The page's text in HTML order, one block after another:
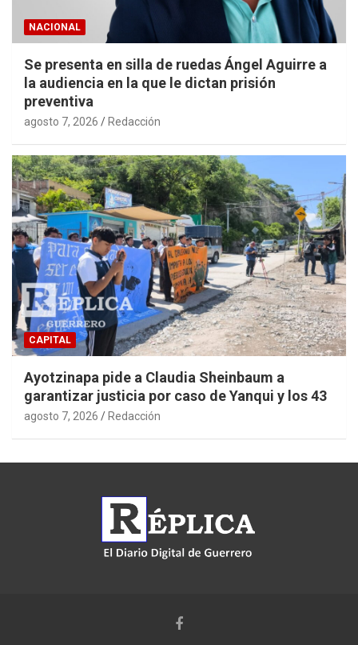
NACIONAL
Se presenta en silla de ruedas Ángel Aguirre a
la audiencia en la que le dictan prisión
preventiva
agosto 7, 2026 Redacción
CAPITAL
Ayotzinapa pide a Claudia Sheinbaum a
garantizar justicia por caso de Yanqui y los 43
agosto 7, 2026 Redacción